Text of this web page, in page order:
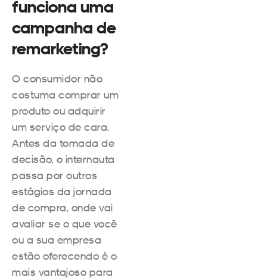
funciona uma
campanha de
remarketing?
O consumidor não
costuma comprar um
produto ou adquirir
um serviço de cara.
Antes da tomada de
decisão, o internauta
passa por outros
estágios da jornada
de compra, onde vai
avaliar se o que você
ou a sua empresa
estão oferecendo é o
mais vantajoso para